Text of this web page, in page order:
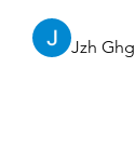
Jzh Ghg